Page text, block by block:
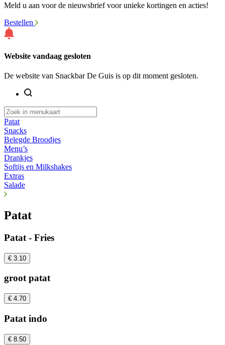
Meld u aan voor de nieuwsbrief voor unieke kortingen en acties!
Bestellen
Website vandaag gesloten
De website van Snackbar De Guis is op dit moment gesloten.
Patat
Snacks
Belegde Broodjes
Menu’s
Drankjes
Softijs en Milkshakes
Extras
Salade
Patat
Patat - Fries
€ 3.10
groot patat
€ 4.70
Patat indo
€ 8.50